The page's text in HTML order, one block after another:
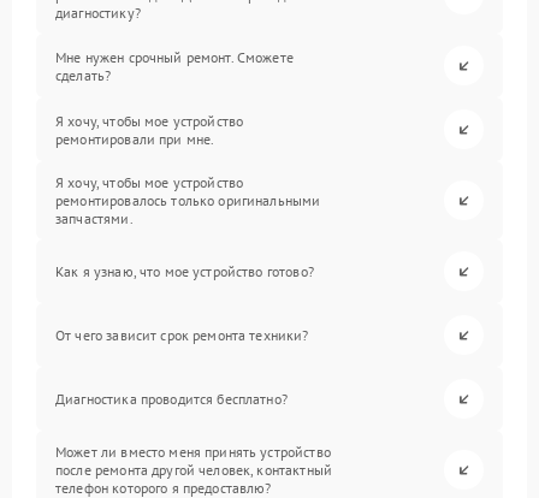
диагностику?
Мне нужен срочный ремонт. Сможете
сделать?
Я хочу, чтобы мое устройство
ремонтировали при мне.
Я хочу, чтобы мое устройство
ремонтировалось только оригинальными
запчастями.
Как я узнаю, что мое устройство готово?
От чего зависит срок ремонта техники?
Диагностика проводится бесплатно?
Может ли вместо меня принять устройство
после ремонта другой человек, контактный
телефон которого я предоставлю?